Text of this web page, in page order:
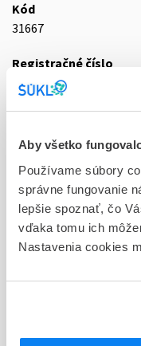
Aby všetko
Používame súbory
správne fungovanie
lepšie spoznať, čo
vďaka tomu ich
Nastavenia cookies
Kód
31667
Registračné číslo
87/0197/02-S
sol pnd 4x2,0 l
Stav
D - Registrácia bez
Typ registračnej
Národná
Držiteľ, krajina
Indikačná skupina